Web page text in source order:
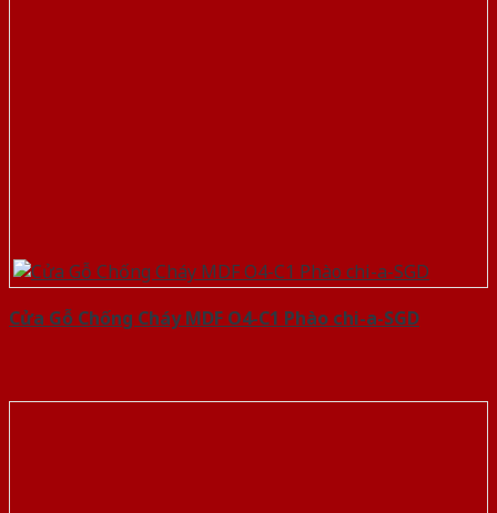
Cửa Gỗ Chống Cháy MDF O4-C1 Phào chi-a-SGD